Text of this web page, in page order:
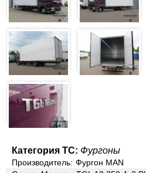
Категория ТС: Фургоны
Производитель: Фургон MAN